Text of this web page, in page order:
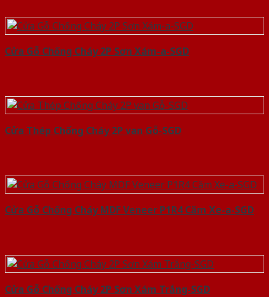
Cửa Gỗ Chống Cháy 2P Sơn Xám-a-SGD
Cửa Thép Chống Cháy 2P van Gỗ-SGD
Cửa Gỗ Chống Cháy MDF Veneer P1R4 Căm Xe-a-SGD
Cửa Gỗ Chống Cháy 2P Sơn Xám Trắng-SGD